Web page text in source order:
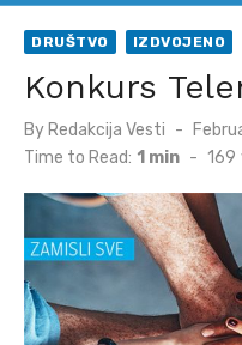
DRUŠTVO IZDVOJENO
Konkurs
By Redakcija Vesti
on
Time to Read: 1 min - 169